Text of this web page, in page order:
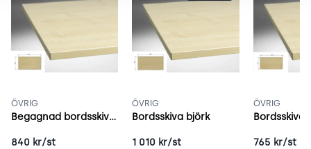
ÖVRIG
Begagnad bordsskiva 140x80 cm björk
840 kr/st
ÖVRIG
Bordsskiva björk
1 010 kr/st
ÖVRIG
765 kr/st